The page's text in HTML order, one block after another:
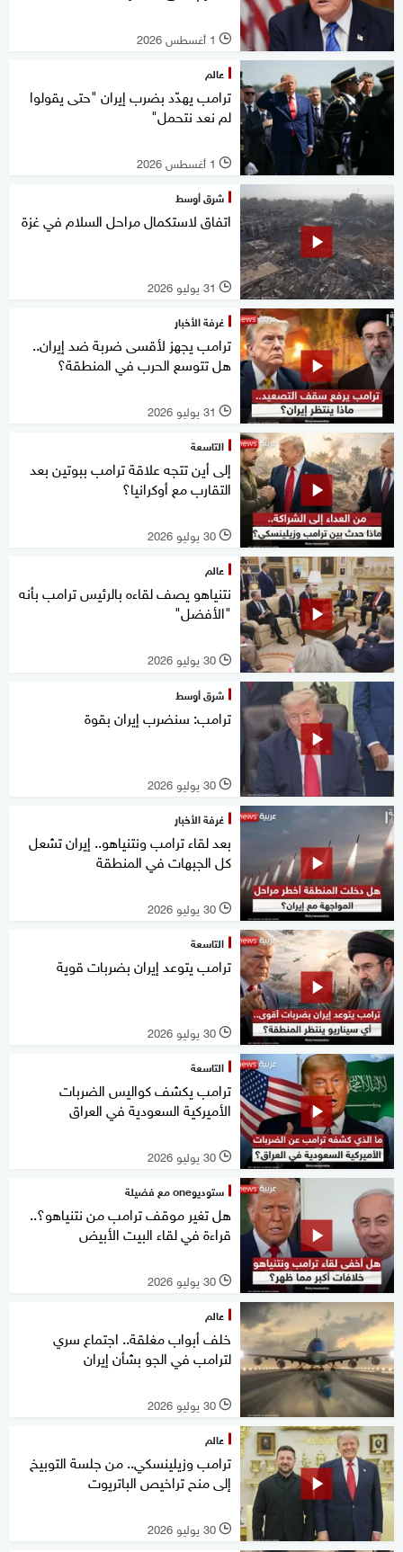
l 1 أغسطس 2026
عالم
ترامب يهدّد بضرب إيران "حتى يقولوا
لم نعد نتحمل"
l 1 أغسطس 2026
شرق أوسط
اتفاق لاستكمال مراحل السلام في غزة
l 31 يوليو 2026
غرفة الأخبار
ترامب يجهز لأقسى ضربة ضد إيران..
هل تتوسع الحرب في المنطقة؟
l 31 يوليو 2026
التاسعة
إلى أين تتجه علاقة ترامب ببوتين بعد
التقارب مع أوكرانيا؟
l 30 يوليو 2026
عالم
نتنياهو يصف لقاءه بالرئيس ترامب بأنه
"الأفضل"
l 30 يوليو 2026
شرق أوسط
ترامب: سنضرب إيران بقوة
l 30 يوليو 2026
غرفة الأخبار
بعد لقاء ترامب ونتنياهو.. إيران تشعل
كل الجبهات في المنطقة
l 30 يوليو 2026
التاسعة
ترامب يتوعد إيران بضربات قوية
l 30 يوليو 2026
التاسعة
ترامب يكشف كواليس الضربات
الأميركية السعودية في العراق
l 30 يوليو 2026
ستوديوone مع فضيلة
هل تغير موقف ترامب من نتنياهو؟..
قراءة في لقاء البيت الأبيض
l 30 يوليو 2026
عالم
خلف أبواب مغلقة.. اجتماع سري
لترامب في الجو بشأن إيران
l 30 يوليو 2026
عالم
ترامب وزيلينسكي.. من جلسة التوبيخ
إلى منح تراخيص الباتريوت
l 30 يوليو 2026